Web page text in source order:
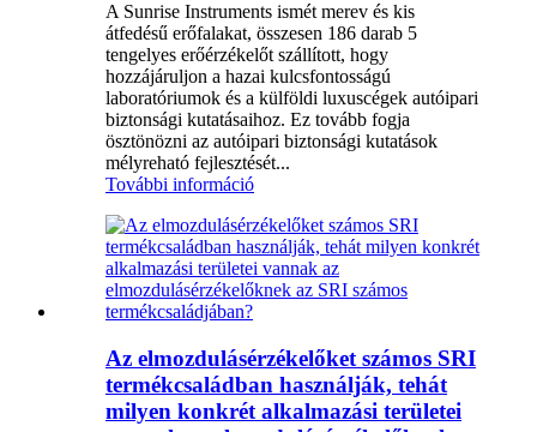
A Sunrise Instruments ismét merev és kis
átfedésű erőfalakat, összesen 186 darab 5
tengelyes erőérzékelőt szállított, hogy
hozzájáruljon a hazai kulcsfontosságú
laboratóriumok és a külföldi luxuscégek autóipari
biztonsági kutatásaihoz. Ez tovább fogja
ösztönözni az autóipari biztonsági kutatások
mélyreható fejlesztését...
További információ
Az elmozdulásérzékelőket számos SRI
termékcsaládban használják, tehát
milyen konkrét alkalmazási területei